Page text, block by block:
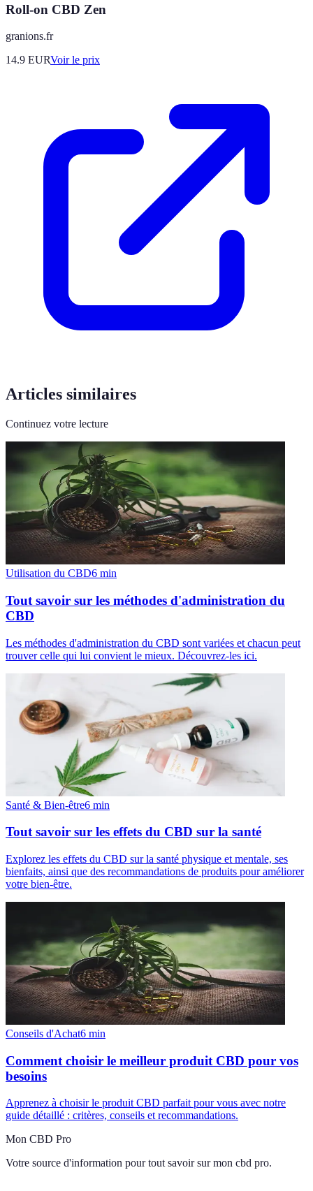
Roll-on CBD Zen
granions.fr
14.9 EURVoir le prix
Articles similaires
Continuez votre lecture
Utilisation du CBD6 min
Tout savoir sur les méthodes d'administration du
CBD
Les méthodes d'administration du CBD sont variées et chacun peut
trouver celle qui lui convient le mieux. Découvrez-les ici.
Santé & Bien-être6 min
Tout savoir sur les effets du CBD sur la santé
Explorez les effets du CBD sur la santé physique et mentale, ses
bienfaits, ainsi que des recommandations de produits pour améliorer
votre bien-être.
Conseils d'Achat6 min
Comment choisir le meilleur produit CBD pour vos
besoins
Apprenez à choisir le produit CBD parfait pour vous avec notre
guide détaillé : critères, conseils et recommandations.
Mon CBD Pro
Votre source d'information pour tout savoir sur mon cbd pro.